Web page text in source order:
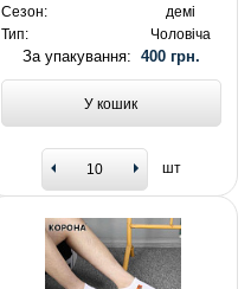
Сезон:
демі
Тип:
Чоловіча
За упакування: 400 грн.
У кошик
шт